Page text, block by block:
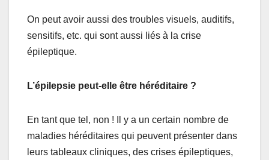
On peut avoir aussi des troubles visuels, auditifs,
sensitifs, etc. qui sont aussi liés à la crise
épileptique.
L’épilepsie peut-elle être héréditaire ?
En tant que tel, non ! Il y a un certain nombre de
maladies héréditaires qui peuvent présenter dans
leurs tableaux cliniques, des crises épileptiques,